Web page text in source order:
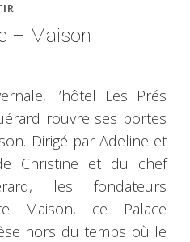
– Maison
l’hôtel Les Prés
rouvre ses portes
Dirigé par Adeline et
Christine et du chef
les fondateurs
Maison, ce Palace
hors du temps où le